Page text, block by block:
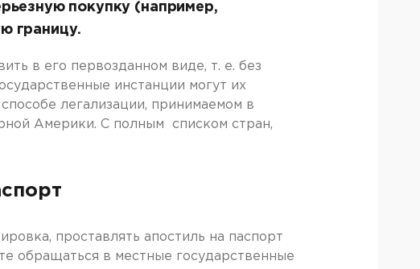
покупку (например,
границу.
в его первозданном виде, т. е. без
инстанции могут их
легализации, принимаемом в
Америки. С полным списком стран,
проставлять апостиль на паспорт
обращаться в местные государственные